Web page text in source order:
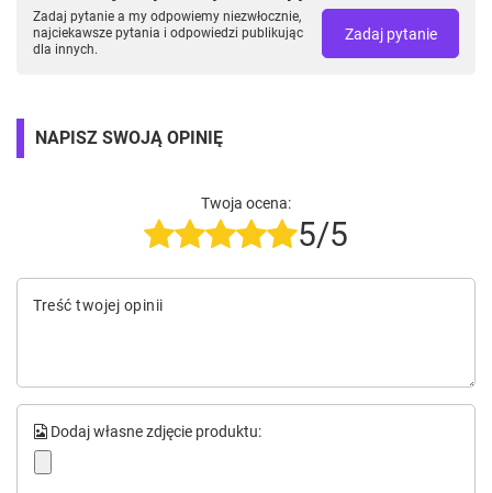
Zadaj pytanie a my odpowiemy niezwłocznie,
najciekawsze pytania i odpowiedzi publikując
dla innych.
Zadaj pytanie
NAPISZ SWOJĄ OPINIĘ
Twoja ocena:
5/5
Treść twojej opinii
Dodaj własne zdjęcie produktu: